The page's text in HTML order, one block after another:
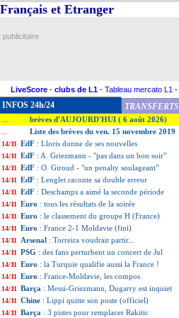
et Etranger
publicitaire
LiveScore - clubs de L1 - Tableau mercato L1 -
INFOS 24h/24 TRANSFERTS
brèves d'AUJOURD'HUI ( 6 août 2026)
Liste des brèves du ven. 15 novembre 2019
14/11 EdF : Lloris donne de ses nouvelles
14/11 EdF : A. Griezmann - "pas dans un bon soir"
14/11 EdF : O. Giroud - "un penalty soulageant"
14/11 EdF : Lenglet raconte sa double erreur
14/11 EdF : Deschamps a aimé la seconde période
14/11 Euro : tous les résultats de la soirée
14/11 Euro : le classement du groupe H (France)
14/11 Euro : France 2-1 Moldavie (fini)
14/11 Arsenal : Torreira voudrait partir...
14/11 PSG : des fans perturbent un concert de Jul
14/11 Euro : la Turquie qualifie aussi la France !
14/11 Euro : France-Moldavie, les compos
14/11 Barça : Messi-Griezmann, Dugarry est inquiet
14/11 Chine : Lippi quitte son poste (officiel)
14/11 Barça : 3 pistes pour remplacer Rakitic